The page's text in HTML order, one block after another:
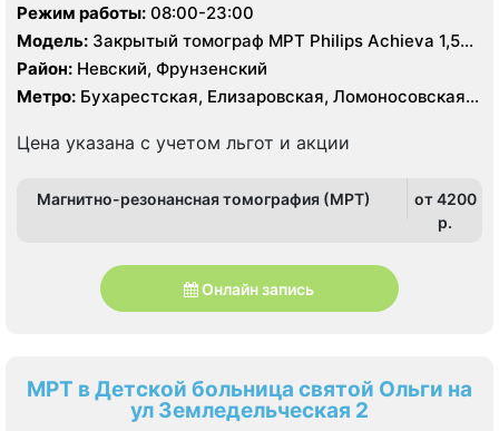
Режим работы: 08:00-23:00
Модель: Закрытый томограф МРТ Philips Achieva 1,5
Тесла, КТ Philips Brilliance CT 64 среза
Район: Невский, Фрунзенский
Метро: Бухарестская, Елизаровская, Ломоносовская,
Славы, Рыбацкое
Цена указана с учетом льгот и акции
Магнитно-резонансная томография (МРТ)
от 4200
p.
Онлайн запись
МРТ в Детской больница святой Ольги на
ул Земледельческая 2